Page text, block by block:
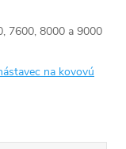
7600, 8000 a 9000
na kovovú